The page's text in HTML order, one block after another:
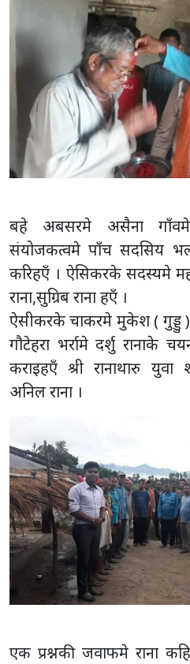
बहे अबसरमे असैना गाँवमे
संयोजकत्वमे पाँच सदसिय
करिहएँ । ऐसिकरके सदस्यमे
राना,सुग्रिब राना हएँ ।
ऐसीकरके चाकरमे मुकेश ( गुड्डु
गौटेहरा भर्रामे दर्शु रानाके
कराइहएँ श्री रानाथारु
अनिल राना ।
एक प्रश्नकी जवाफमे राना